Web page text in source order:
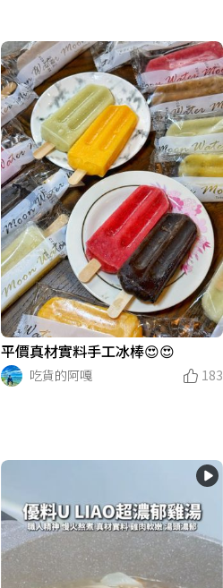
平價真材實料手工冰棒😍😍
吃貨的阿嘎
183